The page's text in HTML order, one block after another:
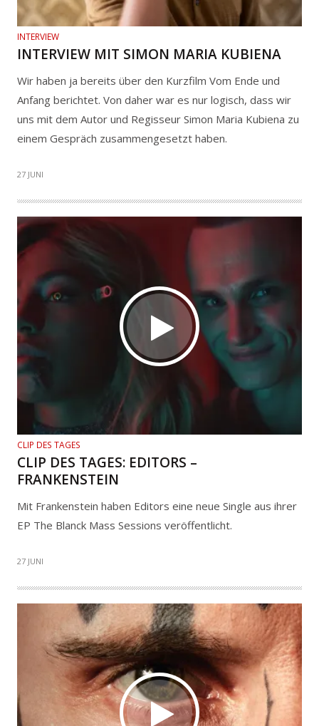
INTERVIEW
INTERVIEW MIT SIMON MARIA KUBIENA
Wir haben ja bereits über den Kurzfilm Vom Ende und
Anfang berichtet. Von daher war es nur logisch, dass wir
uns mit dem Autor und Regisseur Simon Maria Kubiena zu
einem Gespräch zusammengesetzt haben.
27 JUNI
CLIP DES TAGES
CLIP DES TAGES: EDITORS –
FRANKENSTEIN
Mit Frankenstein haben Editors eine neue Single aus ihrer
EP The Blanck Mass Sessions veröffentlicht.
27 JUNI